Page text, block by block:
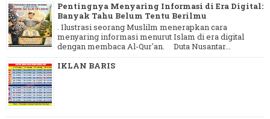
Pentingnya Menyaring Informasi di Era Digital:
Banyak Tahu Belum Tentu Berilmu
. Ilustrasi seorang Muslilm menerapkan cara
menyaring informasi menurut Islam di era digital
dengan membaca Al-Qur'an. Duta Nusantar...
IKLAN BARIS